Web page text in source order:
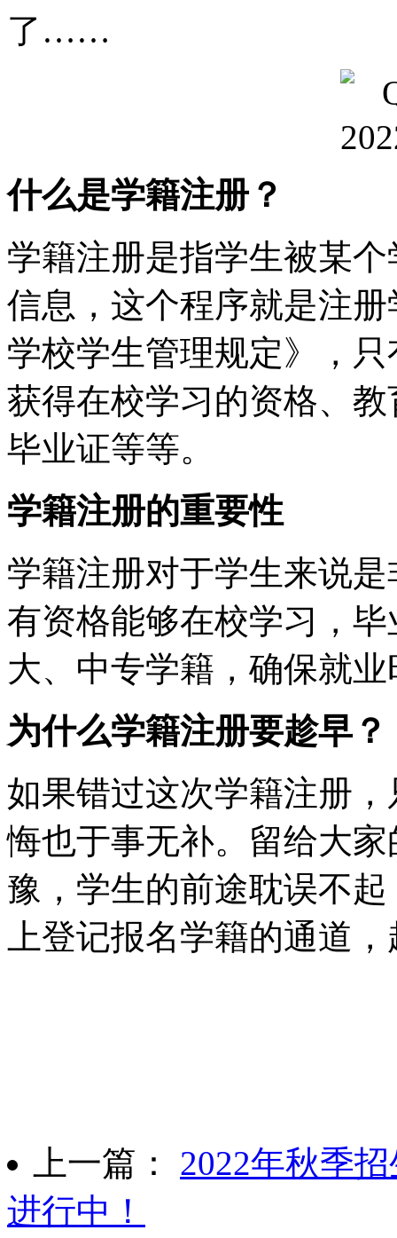
了……
什么是学籍注册？
学籍注册是指学生被某
信息，这个程序就是注
学校学生管理规定》，
获得在校学习的资格、
毕业证等等。
学籍注册的重要性
学籍注册对于学生来说
有资格能够在校学习，
大、中专学籍，确保就
为什么学籍注册要趁早？
如果错过这次学籍注册
悔也于事无补。留给大
豫，学生的前途耽误不
上登记报名学籍的通道
上一篇： 2022年秋季
进行中！